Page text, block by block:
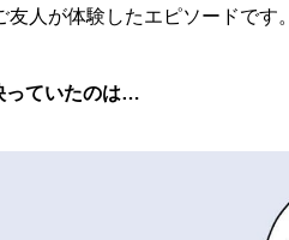
人が体験したエピソードです。
っていたのは…